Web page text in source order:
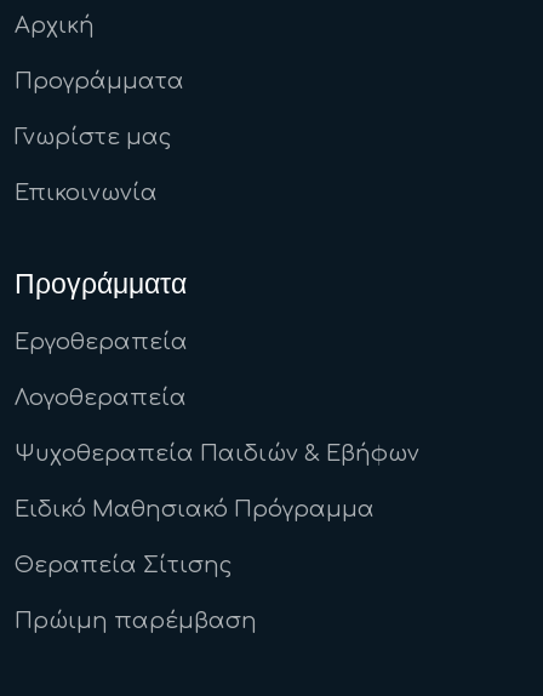
Αρχική
Προγράμματα
Γνωρίστε μας
Επικοινωνία
Προγράμματα
Εργοθεραπεία
Λογοθεραπεία
Ψυχοθεραπεία Παιδιών & Εβήφων
Ειδικό Μαθησιακό Πρόγραμμα
Θεραπεία Σίτισης
Πρώιμη παρέμβαση